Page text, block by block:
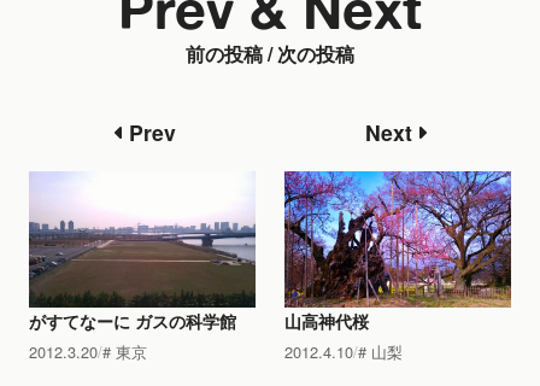
前の投稿 / 次の投稿
Prev
がすてなーに ガスの科学館
2012.3.20 東京
Next
山高神代桜
2012.4.10 山梨